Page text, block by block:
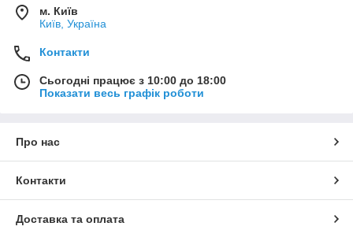
м. Київ
Київ, Україна
Контакти
Сьогодні працює з 10:00 до 18:00
Показати весь графік роботи
Про нас
Контакти
Доставка та оплата